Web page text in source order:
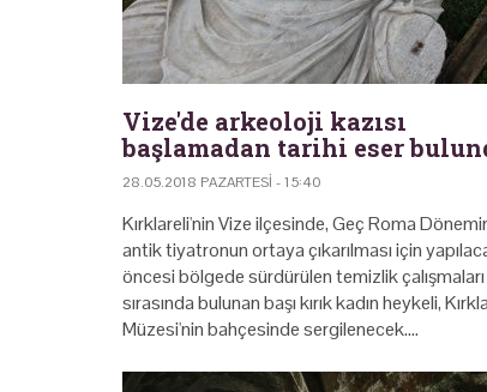
Vize'de arkeoloji kazısı
başlamadan tarihi eser
28.05.2018 PAZARTESI - 15:40
Kırklareli'nin Vize ilçesinde, Geç Roma
antik tiyatronun ortaya çıkarılması için
öncesi bölgede sürdürülen temizlik çalışmaları
sırasında bulunan başı kırık kadın heykeli,
Müzesi'nin bahçesinde sergilenecek.…